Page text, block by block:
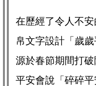
在歷經了令人不
帛文字設計「歲
源於春節期間打
平安會說「碎碎